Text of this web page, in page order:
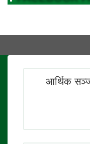
आर्थिक